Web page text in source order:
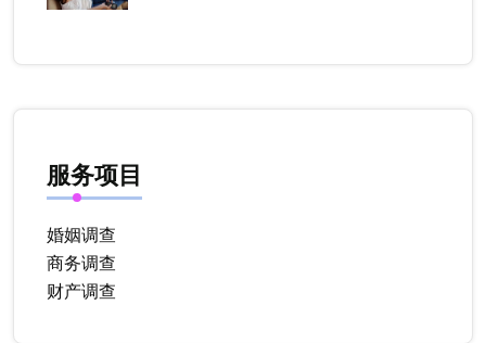
服务项目
婚姻调查
商务调查
财产调查